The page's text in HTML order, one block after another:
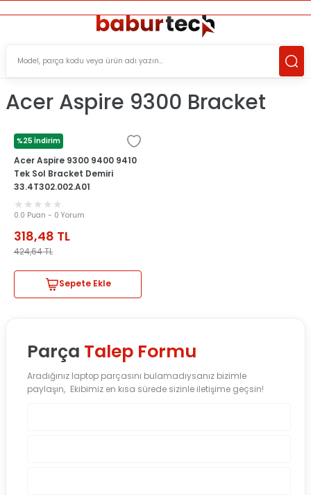
Acer Aspire 9300 Bracket
%25 İndirim
ACER
Acer Aspire 9300 9400 9410
Tek Sol Bracket Demiri
33.4T302.002.A01
0.0 Puan - 0 Yorum
318,48 TL
424,64TL
Sepete Ekle
Parça Talep Formu
Aradığınız laptop parçasını bulamadıysanız bizimle
paylaşın, Ekibimiz en kısa sürede sizinle iletişime geçsin!